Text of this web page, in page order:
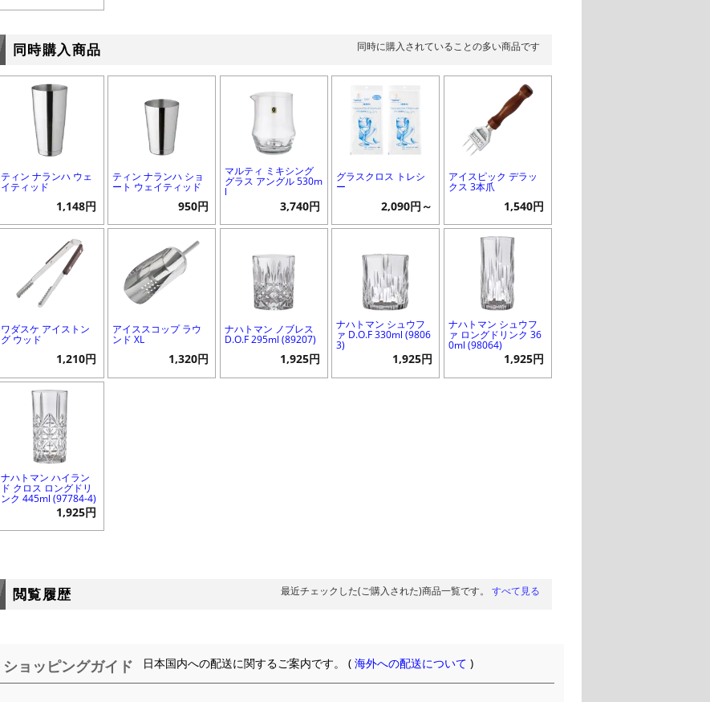
同時購入商品 同時に購入されていることの多い商品です
ティン ナランハ ウェ
イティッド
1,148円
ティン ナランハ ショ
ート ウェイティッド
950円
マルティ ミキシング
グラス アングル 530m
l
3,740円
グラスクロス トレシ
ー
2,090円～
アイスピック デラッ
クス 3本爪
1,540円
ワダスケ アイストン
グ ウッド
1,210円
アイススコップ ラウ
ンド XL
1,320円
ナハトマン ノブレス
D.O.F 295ml (89207)
1,925円
ナハトマン シュウフ
ァ D.O.F 330ml (9806
3)
1,925円
ナハトマン シュウフ
ァ ロングドリンク 36
0ml (98064)
1,925円
ナハトマン ハイラン
ド クロス ロングドリ
ンク 445ml (97784-4)
1,925円
閲覧履歴 最近チェックした(ご購入された)商品一覧です。 すべて見る
ショッピングガイド 日本国内への配送に関するご案内です。 (海外への配送について )